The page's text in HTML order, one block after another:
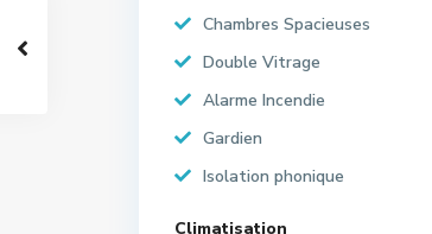
Chambres Spacieuses
Double Vitrage
Alarme Incendie
Gardien
Isolation phonique
Climatisation